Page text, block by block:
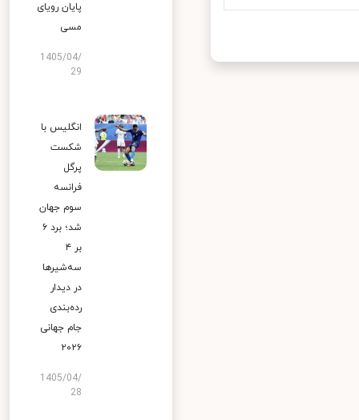
پایان رویای
مسی
1405/04/
29
انگلیس با
شکست
پرگل
فرانسه
سوم جهان
شد؛ برد ۶
بر ۴
سه‌شیرها
در دیدار
رده‌بندی
جام جهانی
۲۰۲۶
1405/04/
28